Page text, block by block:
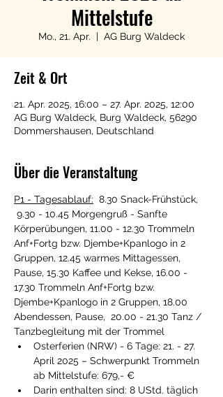
Mittelstufe
Mo., 21. Apr.
  |
AG Burg Waldeck
Zeit & Ort
21. Apr. 2025, 16:00 – 27. Apr. 2025, 12:00
AG Burg Waldeck, Burg Waldeck, 56290
Dommershausen, Deutschland
Über die Veranstaltung
P1 - Tagesablauf: 8.30 Snack-Frühstück,
9.30 - 10.45 Morgengruß - Sanfte
Körperübungen, 11.00 - 12.30 Trommeln
Anf+Fortg bzw. Djembe+Kpanlogo in 2
Gruppen, 12.45 warmes Mittagessen,
Pause, 15.30 Kaffee und Kekse, 16.00 -
17.30 Trommeln Anf+Fortg bzw.
Djembe+Kpanlogo in 2 Gruppen, 18.00
Abendessen, Pause,  20.00 - 21.30 Tanz /
Tanzbegleitung mit der Trommel
Osterferien (NRW) - 6 Tage: 21. - 27.
April 2025 – Schwerpunkt Trommeln
ab Mittelstufe: 679,- €
Darin enthalten sind: 8 UStd. täglich